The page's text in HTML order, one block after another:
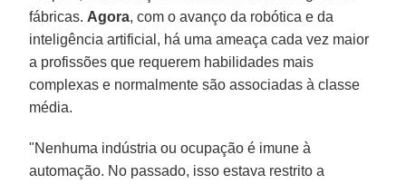
fábricas. Agora, com o avanço da robótica e da
inteligência artificial, há uma ameaça cada vez maior
a profissões que requerem habilidades mais
complexas e normalmente são associadas à classe
média.
"Nenhuma indústria ou ocupação é imune à
automação. No passado, isso estava restrito a